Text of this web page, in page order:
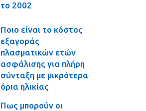
το 2002
Ποιο είναι το κόστος
εξαγοράς
πλασματικών ετών
ασφάλισης για πλήρη
σύνταξη με μικρότερα
όρια ηλικίας
Πως μπορούν οι